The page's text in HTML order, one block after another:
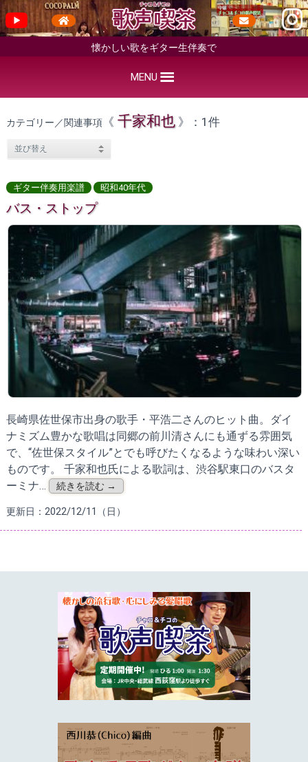
懐かしい歌をギター生伴奏で
MENU
カテゴリー／関連事項《 千家和也》：1件
ギター伴奏用楽譜 昭和40年代
バス・ストップ
長崎県佐世保市出身の歌手・平浩二さんのヒット曲。ダイ
ナミズム豊かな歌唱は同郷の前川清さんにも通ずる雰囲気
で、“佐世保スタイル”とでも呼びたくなるような味わい深い
ものです。 千家和也氏による歌詞は、渋谷駅東口のバスタ
ーミナ…
続きを読む →
更新日：2022/12/11（日）